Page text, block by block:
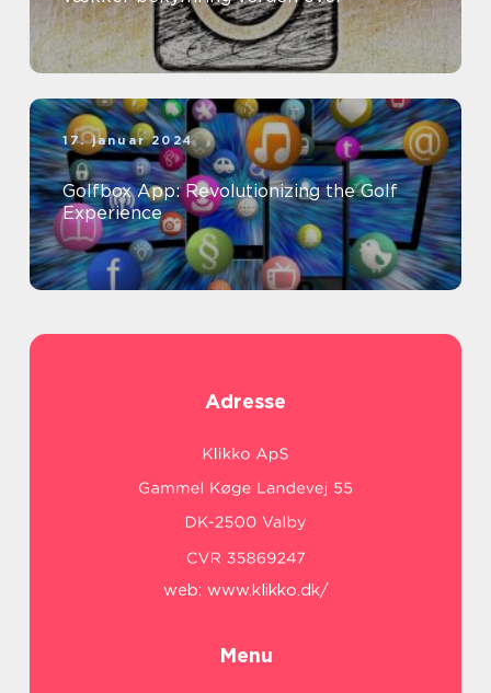
17. januar 2024
Golfbox App: Revolutionizing the Golf
Experience
Adresse
web: www.klikko.dk/
Menu